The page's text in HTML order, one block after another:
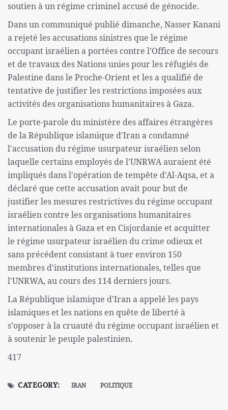
soutien à un régime criminel accusé de génocide.
Dans un communiqué publié dimanche, Nasser Kanani
a rejeté les accusations sinistres que le régime
occupant israélien a portées contre l’Office de secours
et de travaux des Nations unies pour les réfugiés de
Palestine dans le Proche-Orient et les a qualifié de
tentative de justifier les restrictions imposées aux
activités des organisations humanitaires à Gaza.
Le porte-parole du ministère des affaires étrangères
de la République islamique d'Iran a condamné
l'accusation du régime usurpateur israélien selon
laquelle certains employés de l'UNRWA auraient été
impliqués dans l'opération de tempête d'Al-Aqsa, et a
déclaré que cette accusation avait pour but de
justifier les mesures restrictives du régime occupant
israélien contre les organisations humanitaires
internationales à Gaza et en Cisjordanie et acquitter
le régime usurpateur israélien du crime odieux et
sans précédent consistant à tuer environ 150
membres d'institutions internationales, telles que
l'UNRWA, au cours des 114 derniers jours.
La République islamique d'Iran a appelé les pays
islamiques et les nations en quête de liberté à
s’opposer à la cruauté du régime occupant israélien et
à soutenir le peuple palestinien.
417
CATEGORY: IRAN POLITIQUE